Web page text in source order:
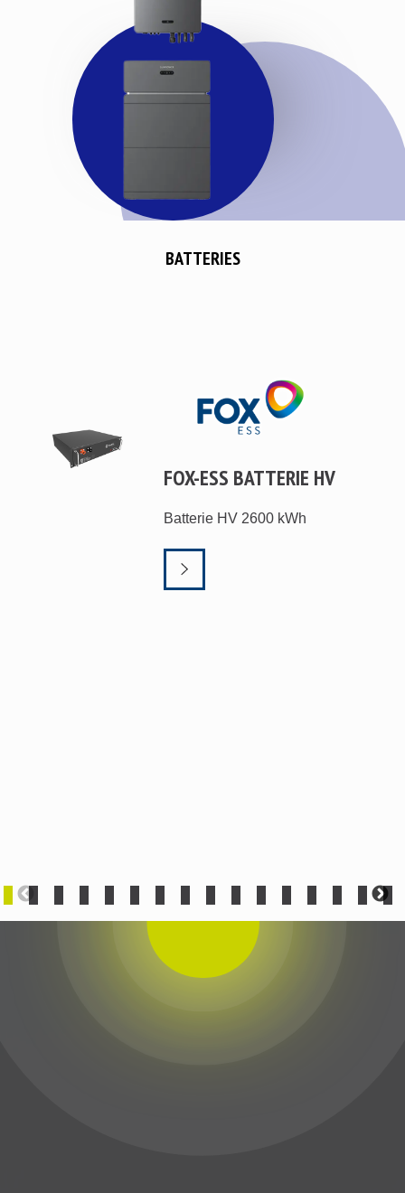
BATTERIES
FOX-ESS BATTERIE HV
Batterie HV 2600 kWh